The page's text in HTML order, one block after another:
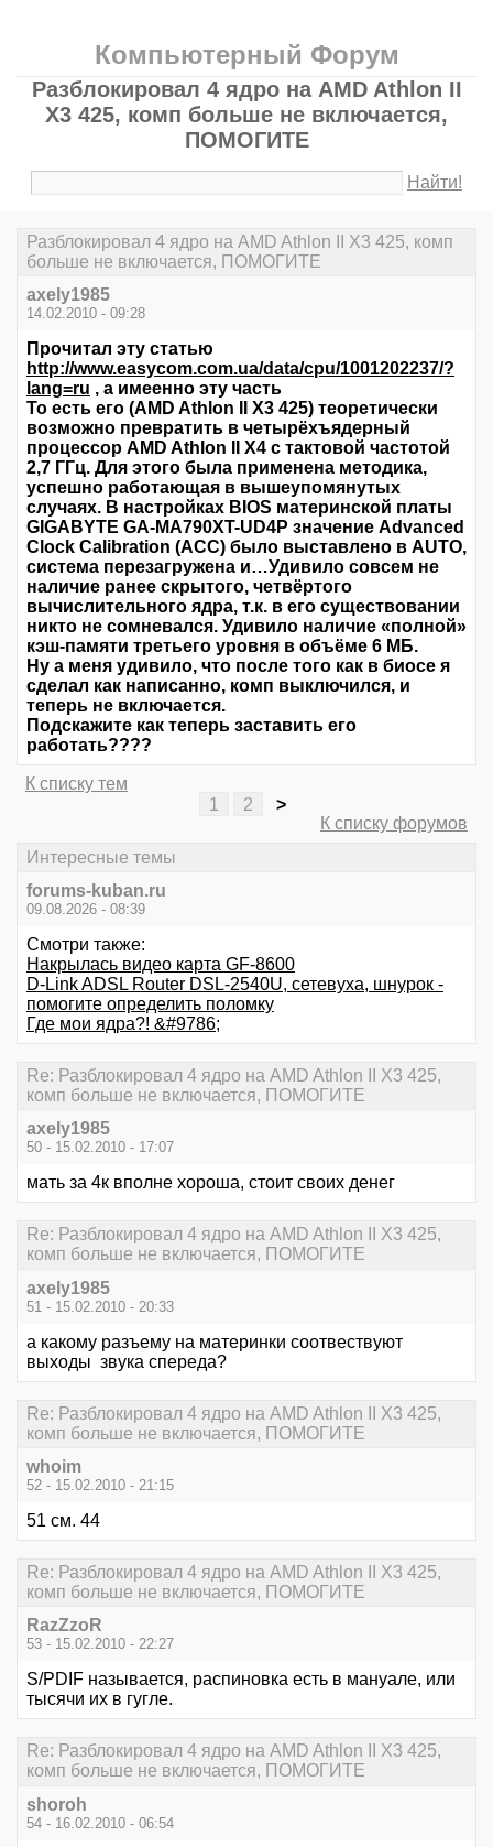
Компьютерный Форум
Разблокировал 4 ядро на AMD Athlon II
X3 425, комп больше не включается,
ПОМОГИТЕ
Найти!
Разблокировал 4 ядро на AMD Athlon II X3 425, комп
больше не включается, ПОМОГИТЕ
axely1985
14.02.2010 - 09:28
Прочитал эту статью
http://www.easycom.com.ua/data/cpu/1001202237/?
lang=ru , а имеенно эту часть
То есть его (AMD Athlon II X3 425) теоретически
возможно превратить в четырёхъядерный
процессор AMD Athlon II X4 с тактовой частотой
2,7 ГГц. Для этого была применена методика,
успешно работающая в вышеупомянутых
случаях. В настройках BIOS материнской платы
GIGABYTE GA-MA790XT-UD4P значение Advanced
Clock Calibration (ACC) было выставлено в AUTO,
система перезагружена и…Удивило совсем не
наличие ранее скрытого, четвёртого
вычислительного ядра, т.к. в его существовании
никто не сомневался. Удивило наличие «полной»
кэш-памяти третьего уровня в объёме 6 МБ.
Ну а меня удивило, что после того как в биосе я
сделал как написанно, комп выключился, и
теперь не включается.
Подскажите как теперь заставить его
работать????
К списку тем
1
2
>
К списку форумов
Интересные темы
forums-kuban.ru
09.08.2026 - 08:39
Смотри также:
Накрылась видео карта GF-8600
D-Link ADSL Router DSL-2540U, сетевуха, шнурок -
помогите определить поломку
Где мои ядра?! &#9786;
Re: Разблокировал 4 ядро на AMD Athlon II X3 425,
комп больше не включается, ПОМОГИТЕ
axely1985
50 - 15.02.2010 - 17:07
мать за 4к вполне хороша, стоит своих денег
Re: Разблокировал 4 ядро на AMD Athlon II X3 425,
комп больше не включается, ПОМОГИТЕ
axely1985
51 - 15.02.2010 - 20:33
а какому разъему на материнки соотвествуют
выходы звука спереда?
Re: Разблокировал 4 ядро на AMD Athlon II X3 425,
комп больше не включается, ПОМОГИТЕ
whoim
52 - 15.02.2010 - 21:15
51 см. 44
Re: Разблокировал 4 ядро на AMD Athlon II X3 425,
комп больше не включается, ПОМОГИТЕ
RazZzoR
53 - 15.02.2010 - 22:27
S/PDIF называется, распиновка есть в мануале, или
тысячи их в гугле.
Re: Разблокировал 4 ядро на AMD Athlon II X3 425,
комп больше не включается, ПОМОГИТЕ
shoroh
54 - 16.02.2010 - 06:54